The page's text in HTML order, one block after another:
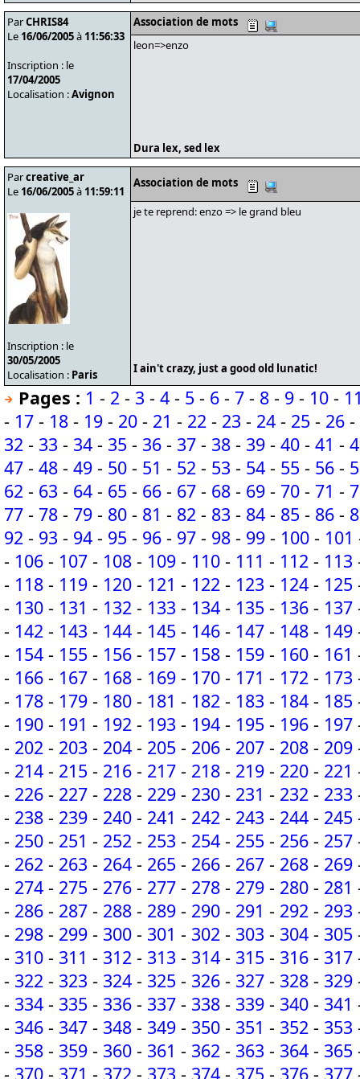
ParCHRIS84
Le 16/06/2005à 11:56:33
Inscription : le
17/04/2005
Localisation :Avignon
Association de mots
leon=>enzo
Dura lex, sed lex
Parcreative_ar
Le 16/06/2005à 11:59:11
Inscription : le
30/05/2005
Localisation : Paris
Association de mots
je te reprend: enzo => le grand bleu
I ain't crazy, just a good old lunatic!
Pages : 1 - 2 - 3 - 4 - 5 - 6 - 7 - 8 - 9 - 10 -
- 17 - 18 - 19 - 20 - 21 - 22 - 23 - 24 - 25 - 26 -
32 - 33 - 34 - 35 - 36 - 37 - 38 - 39 - 40 - 41 -
47 - 48 - 49 - 50 - 51 - 52 - 53 - 54 - 55 - 56 -
62 - 63 - 64 - 65 - 66 - 67 - 68 - 69 - 70 - 71 -
77 - 78 - 79 - 80 - 81 - 82 - 83 - 84 - 85 - 86 -
92 - 93 - 94 - 95 - 96 - 97 - 98 - 99 - 100 - 101
- 106 - 107 - 108 - 109 - 110 - 111 - 112 - 113
- 118 - 119 - 120 - 121 - 122 - 123 - 124 - 125
- 130 - 131 - 132 - 133 - 134 - 135 - 136 - 137
- 142 - 143 - 144 - 145 - 146 - 147 - 148 - 149
- 154 - 155 - 156 - 157 - 158 - 159 - 160 - 161
- 166 - 167 - 168 - 169 - 170 - 171 - 172 - 173
- 178 - 179 - 180 - 181 - 182 - 183 - 184 - 185
- 190 - 191 - 192 - 193 - 194 - 195 - 196 - 197
- 202 - 203 - 204 - 205 - 206 - 207 - 208 - 209
- 214 - 215 - 216 - 217 - 218 - 219 - 220 - 221
- 226 - 227 - 228 - 229 - 230 - 231 - 232 - 233
- 238 - 239 - 240 - 241 - 242 - 243 - 244 - 245
- 250 - 251 - 252 - 253 - 254 - 255 - 256 - 257
- 262 - 263 - 264 - 265 - 266 - 267 - 268 - 269
- 274 - 275 - 276 - 277 - 278 - 279 - 280 - 281
- 286 - 287 - 288 - 289 - 290 - 291 - 292 - 293
- 298 - 299 - 300 - 301 - 302 - 303 - 304 - 305
- 310 - 311 - 312 - 313 - 314 - 315 - 316 - 317
- 322 - 323 - 324 - 325 - 326 - 327 - 328 - 329
- 334 - 335 - 336 - 337 - 338 - 339 - 340 - 341
- 346 - 347 - 348 - 349 - 350 - 351 - 352 - 353
- 358 - 359 - 360 - 361 - 362 - 363 - 364 - 365
- 370 - 371 - 372 - 373 - 374 - 375 - 376 - 377